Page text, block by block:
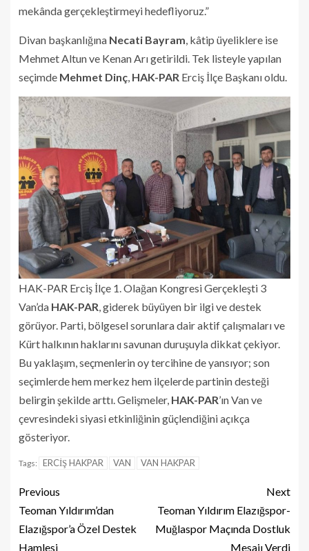
mekânda gerçekleştirmeyi hedefliyoruz.”
Divan başkanlığına Necati Bayram, kâtip üyeliklere ise
Mehmet Altun ve Kenan Arı getirildi. Tek listeyle yapılan
seçimde Mehmet Dinç, HAK-PAR Erciş İlçe Başkanı oldu.
HAK-PAR Erciş İlçe 1. Olağan Kongresi Gerçekleşti 3
Van’da HAK-PAR, giderek büyüyen bir ilgi ve destek
görüyor. Parti, bölgesel sorunlara dair aktif çalışmaları ve
Kürt halkının haklarını savunan duruşuyla dikkat çekiyor.
Bu yaklaşım, seçmenlerin oy tercihine de yansıyor; son
seçimlerde hem merkez hem ilçelerde partinin desteği
belirgin şekilde arttı. Gelişmeler, HAK-PAR’ın Van ve
çevresindeki siyasi etkinliğinin güçlendiğini açıkça
gösteriyor.
Tags: ERCİŞ HAKPAR VAN VAN HAKPAR
Previous
Teoman Yıldırım’dan
Elazığspor’a Özel Destek
Hamlesi
Next
Teoman Yıldırım Elazığspor-
Muğlaspor Maçında Dostluk
Mesajı Verdi